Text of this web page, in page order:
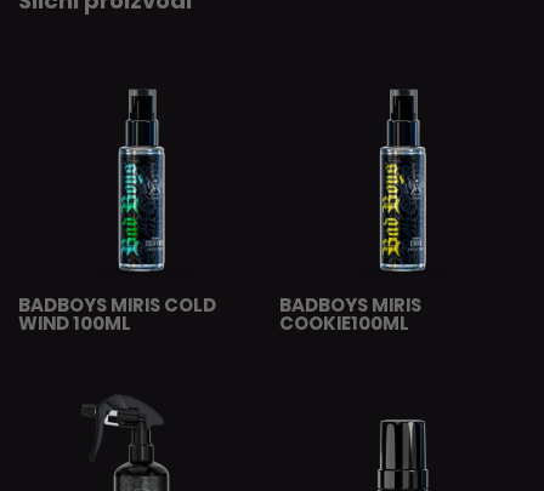
BADBOYS MIRIS COLD
WIND 100ML
BADBOYS MIRIS
COOKIE100ML